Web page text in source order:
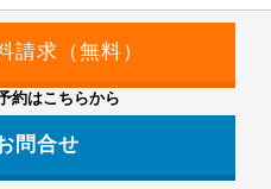
約はこちらから
問合せ